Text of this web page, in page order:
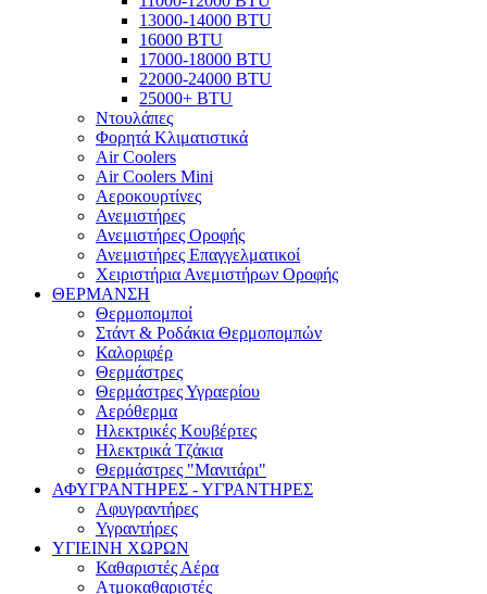
13000-14000 BTU
16000 BTU
17000-18000 BTU
22000-24000 BTU
25000+ BTU
Ντουλάπες
Φορητά Κλιματιστικά
Air Coolers
Air Coolers Mini
Αεροκουρτίνες
Ανεμιστήρες
Ανεμιστήρες Οροφής
Ανεμιστήρες Επαγγελματικοί
Χειριστήρια Ανεμιστήρων Οροφής
ΘΕΡΜΑΝΣΗ
Θερμοπομποί
Στάντ & Ροδάκια Θερμοπομπών
Καλοριφέρ
Θερμάστρες
Θερμάστρες Υγραερίου
Αερόθερμα
Ηλεκτρικές Κουβέρτες
Ηλεκτρικά Τζάκια
Θερμάστρες "Μανιτάρι"
ΑΦΥΓΡΑΝΤΗΡΕΣ - ΥΓΡΑΝΤΗΡΕΣ
Αφυγραντήρες
Υγραντήρες
ΥΓΙΕΙΝΗ ΧΩΡΩΝ
Καθαριστές Αέρα
Ατμοκαθαριστές